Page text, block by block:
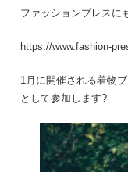
ファッションプレスに
https://www.fashion-
1月に開催される着物
として参加します?